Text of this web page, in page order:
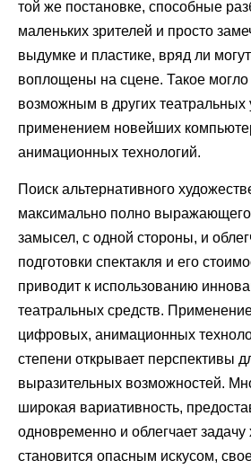
той же постановке, способные
маленьких зрителей и просто
выдумке и пластике, вряд ли
воплощены на сцене. Такое могло
возможным в других театральных
применением новейших
анимационных технологий.
Поиск альтернативного
максимально полно выражающего
замысел, с одной стороны, и
подготовки спектакля и его
приводит к использованию
театральных средств.
цифровых, анимационных
степени открывает перспективы
выразительных возможностей.
широкая вариативность,
одновременно и облегчает
становится опасным искусом,